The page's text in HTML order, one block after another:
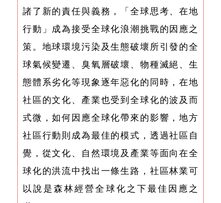
諸了新的責任與義務，「全球思考、在地
行動」成為接受全球化浪潮挑戰的因應之
策。地球環境污染及生態破壞所引發的全
球氣候變遷、臭氧層破壞、物種滅絕、生
態體系劣化等現象逐年惡化的同時，在地
社區的文化、產業也受到全球化的波及而
式微，如何因應全球化帶來的影響，地方
社區行動則成為最佳的模式，透過社區自
覺，從文化、自然環境及產業等面向在全
球化的洪流中找出一條生路，社區林業可
以說是森林經營全球化之下最佳因應之